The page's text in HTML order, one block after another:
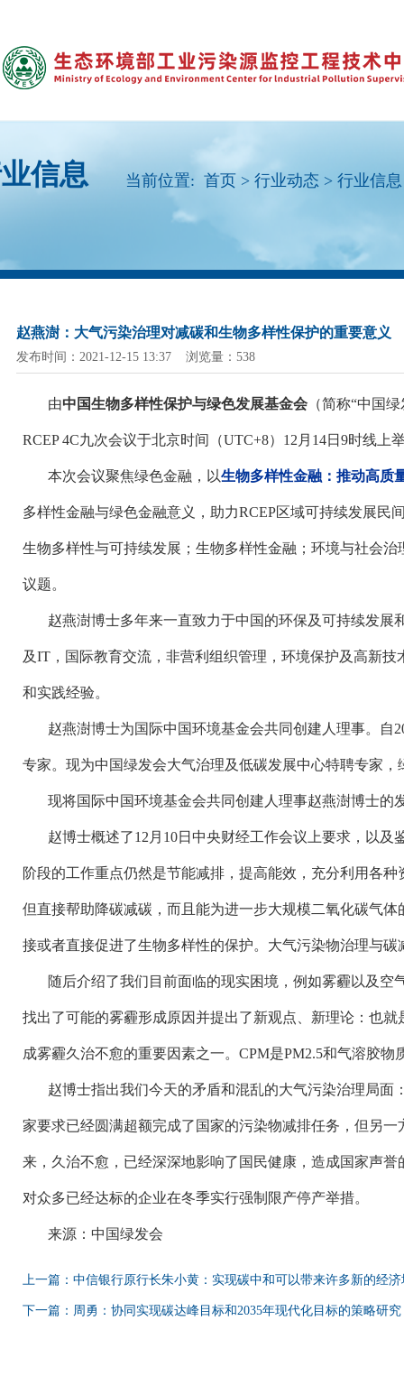
信息 当前位置: 首页 > 行业动态 > 行业信息
赵燕澍：大气污染治理对减碳和生物多样性保护的重要意义
发布时间：2021-12-15 13:37 浏览量：538
由中国生物多样性保护与绿色发展基金会（简称“中国绿
RCEP 4C九次会议于北京时间（UTC+8） 12 月 14日 9时线上
本次会议聚焦绿色金融，以生物多样性金融：推动高质
多样性金融与绿色金融意义，助力RCEP区域可持续发展民
生物多样性与可持续发展；生物多样性金融；环境与社会治
议题。
赵燕澍博士多年来一直致力于中国的环保及可持续发展
及IT，国际教育交流，非营利组织管理，环境保护及高新
和实践经验。
赵燕澍博士为国际中国环境基金会共同创建人理事。自
专家。现为中国绿发会大气治理及低碳发展中心特聘专家，
现将国际中国环境基金会共同创建人理事赵燕澍博士的
赵博士概述了12 月 10日中央财经工作会议上要求，以及
阶段的工作重点仍然是节能减排，提高能效，充分利用各
但直接帮助降碳减碳，而且能为进一步大规模二氧化碳气
接或者直接促进了生物多样性的保护。大气污染物治理与
随后介绍了我们目前面临的现实困境，例如雾霾以及空
找出了可能的雾霾形成原因并提出了新观点、新理论：也就
成雾霾久治不愈的重要因素之一。 CPM是PM2.5和气溶胶物
赵博士指出我们今天的矛盾和混乱的大气污染治理局面
家要求已经圆满超额完成了国家的污染物减排任务，但另
来，久治不愈，已经深深地影响了国民健康，造成国家声
对众多已经达标的企业在冬季实行强制限产停产举措。
来源：中国绿发会
上一篇：中信银行原行长朱小黄：实现碳中和可以带来许多新的经济
下一篇：周勇：协同实现碳达峰目标和2035年现代化目标的策略研